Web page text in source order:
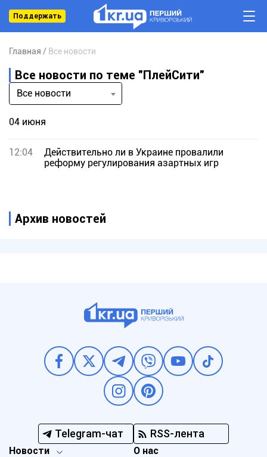
Поддержать
Главная Все новости
Все новости по теме "ПлейСити"
Все новости
04 июня
12:04
Действительно ли в Украине провалили
реформу регулирования азартных игр
Архив новостей
Telegram-чат RSS-лента
Новости О нас